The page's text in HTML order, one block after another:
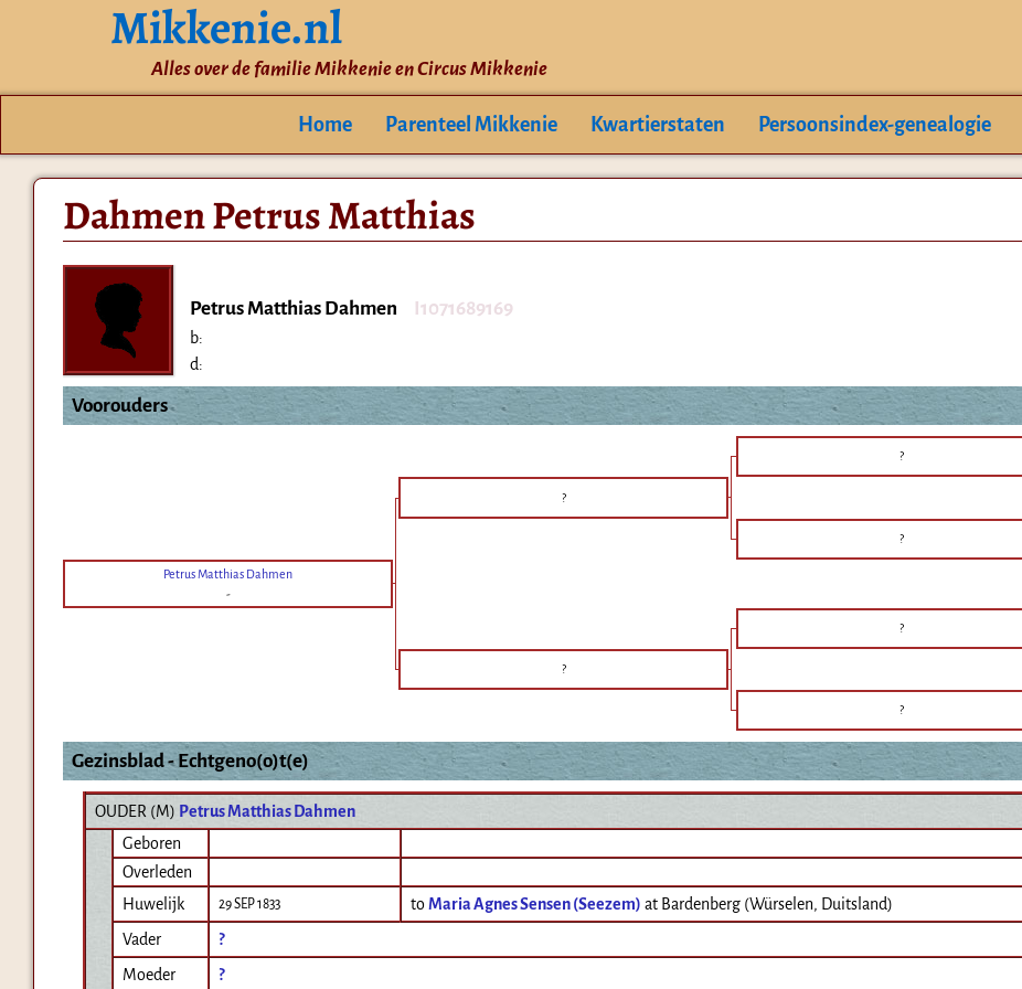
Mikkenie.nl
Alles over de familie Mikkenie en Circus Mikkenie
Home Parenteel Mikkenie Kwartierstaten Persoonsindex-genealogie
Dahmen Petrus Matthias
Petrus Matthias Dahmen I1071689169
b:
d:
Voorouders
?
?
?
Petrus Matthias Dahmen
-
?
?
?
Gezinsblad - Echtgeno(o)t(e)
OUDER (M) Petrus Matthias Dahmen
Geboren
Overleden
Huwelijk
29 SEP 1833 toMaria Agnes Sensen (Seezem) at Bardenberg (Würselen, Duitsland)
Vader
?
Moeder
?